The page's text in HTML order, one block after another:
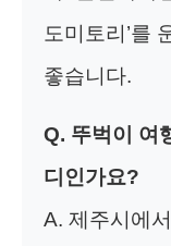
도미토리’를
좋습니다.
Q. 뚜벅이 여
디인가요?
A. 제주시에